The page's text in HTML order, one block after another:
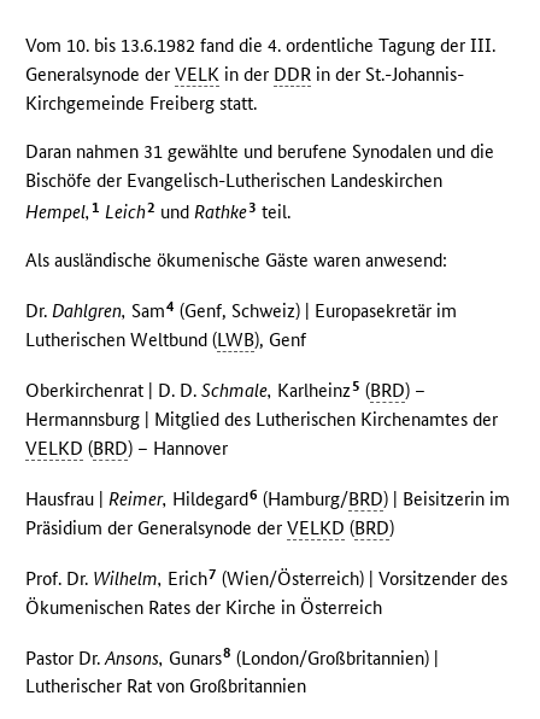
Vom 10. bis 13.6.1982 fand die 4. ordentliche Tagung der III.
Generalsynode derVELK in der DDR in der St.-Johannis-
Kirchgemeinde Freiberg statt.
Daran nahmen 31 gewählte und berufene Synodalen und die
Bischöfe der Evangelisch-Lutherischen Landeskirchen
Hempel,1 Leich2 undRathke3 teil.
Als ausländische ökumenische Gäste waren anwesend:
Dr.Dahlgren, Sam4 (Genf, Schweiz) | Europasekretär im
Lutherischen Weltbund (LWB), Genf
Oberkirchenrat | D. D.Schmale, Karlheinz5 (BRD) –
Hermannsburg | Mitglied des Lutherischen Kirchenamtes der
VELKD (BRD) – Hannover
Hausfrau | Reimer, Hildegard6 (Hamburg/BRD) | Beisitzerin im
Präsidium der Generalsynode derVELKD (BRD)
Prof. Dr. Wilhelm, Erich7 (Wien/Österreich) | Vorsitzender des
Ökumenischen Rates der Kirche in Österreich
Pastor Dr.Ansons, Gunars8 (London/Großbritannien) |
Lutherischer Rat von Großbritannien